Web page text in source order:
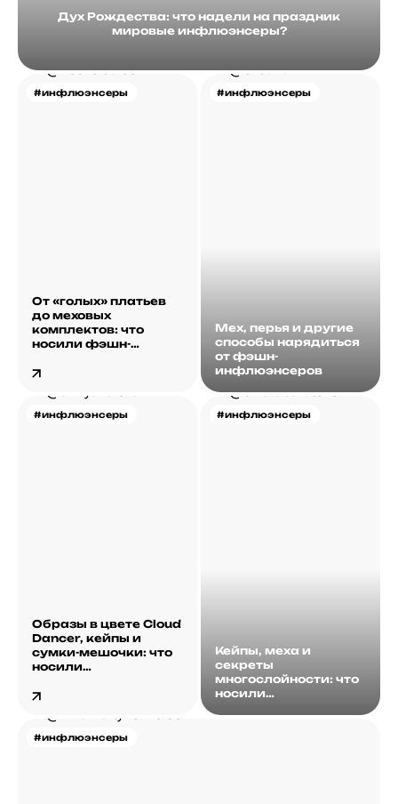
Дух Рождества: что надели на праздник
мировые инфлюэнсеры?
#инфлюэнсеры
От «голых» платьев
до меховых
комплектов: что
носили фэшн-
этой неделе
#инфлюэнсеры
Мех, перья и другие
способы нарядиться
от фэшн-
инфлюэнсеров
#инфлюэнсеры
Образы в цвете Cloud
Dancer, кейпы и
сумки-мешочки: что
носили
этой неделе?
#инфлюэнсеры
Кейпы, меха и
секреты
многослойности: что
носили
#инфлюэнсеры